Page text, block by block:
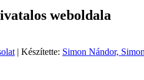
weboldala
| Készítette: Simon Nándor,